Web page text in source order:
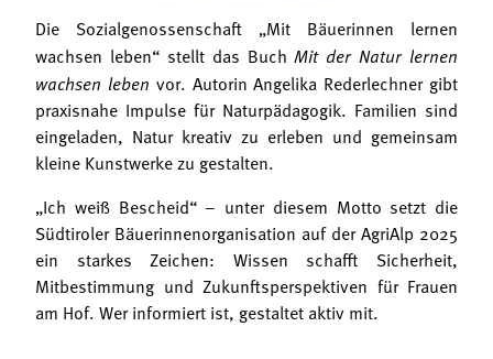
Die Sozialgenossenschaft „Mit Bäuerinnen lernen
wachsen leben“ stellt das BuchMit der Natur lernen
wachsen leben vor. Autorin Angelika Rederlechner gibt
praxisnahe Impulse für Naturpädagogik. Familien sind
eingeladen, Natur kreativ zu erleben und gemeinsam
kleine Kunstwerke zu gestalten.
„Ich weiß Bescheid“ – unter diesem Motto setzt die
Südtiroler Bäuerinnenorganisation auf der AgriAlp 2025
ein starkes Zeichen: Wissen schafft Sicherheit,
Mitbestimmung und Zukunftsperspektiven für Frauen
am Hof. Wer informiert ist, gestaltet aktiv mit.